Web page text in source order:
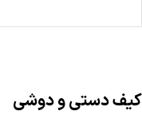
کیف دستی و دوشی